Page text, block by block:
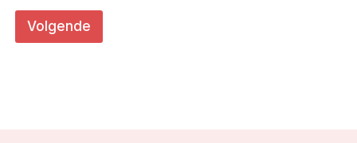
Volgende